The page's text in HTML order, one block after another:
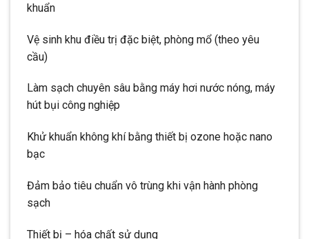
khuẩn
Vệ sinh khu điều trị đặc biệt, phòng mổ (theo yêu
cầu)
Làm sạch chuyên sâu bằng máy hơi nước nóng, máy
hút bụi công nghiệp
Khử khuẩn không khí bằng thiết bị ozone hoặc nano
bạc
Đảm bảo tiêu chuẩn vô trùng khi vận hành phòng
sạch
Thiết bị – hóa chất sử dụng